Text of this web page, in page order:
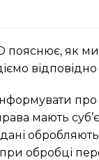
пояснює, як ми
мають
при обробці